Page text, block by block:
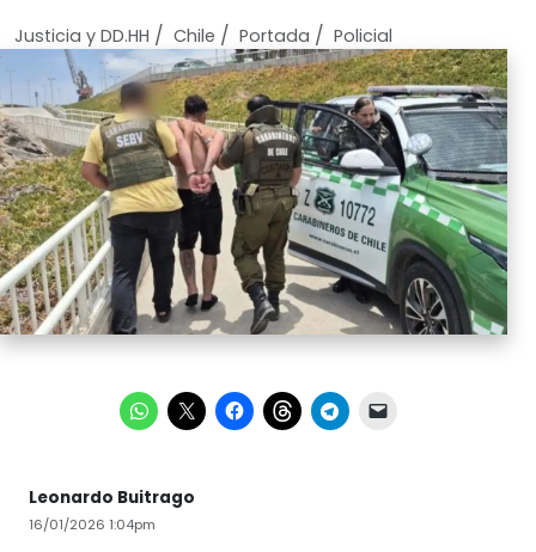
Justicia y DD.HH / Chile / Portada / Policial
Leonardo Buitrago
16/01/2026 1:04pm